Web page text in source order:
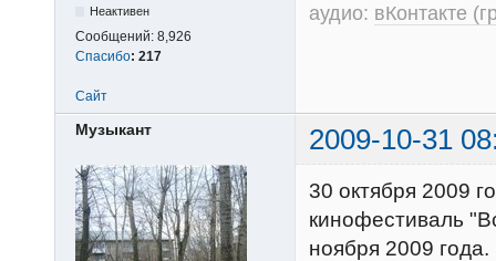
Неактивен
Сообщений: 8,926
Спасибо: 217
аудио: вКонтакте
Сайт
Музыкант 2009-10-31
30 октября 2009
кинофестиваль
ноября 2009 года.